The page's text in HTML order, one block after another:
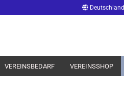
Deutschland
VEREINSBEDARF VEREINSSHOP